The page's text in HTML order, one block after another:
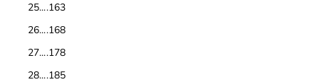
25....163
26....168
27....178
28....185